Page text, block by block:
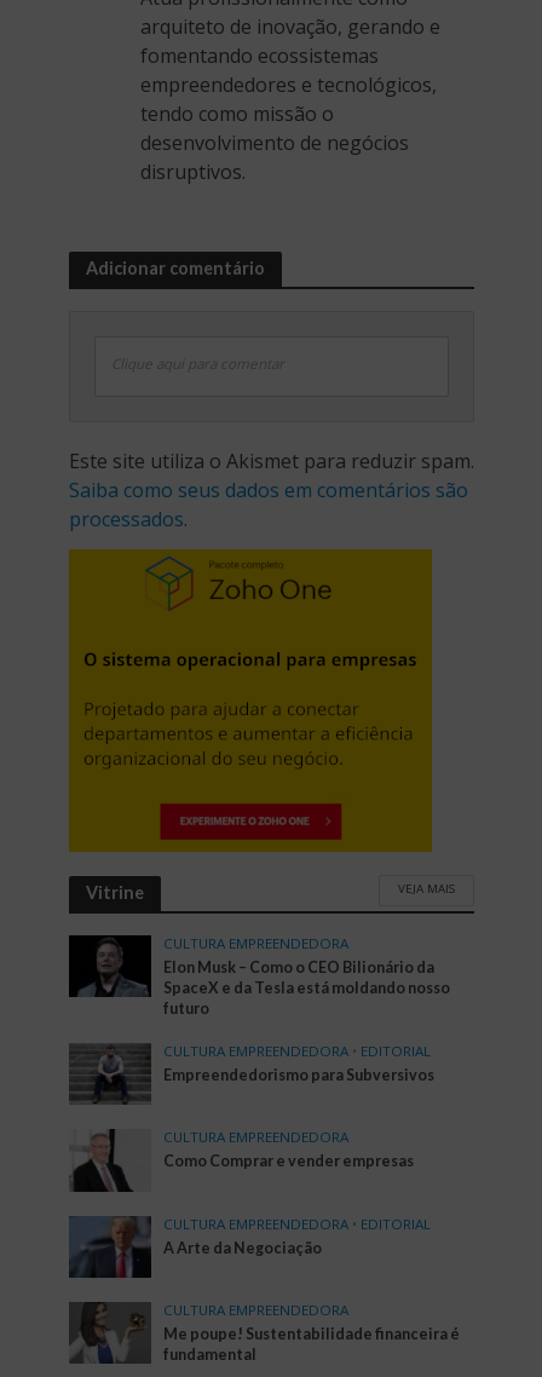
arquiteto de inovação, gerando e
fomentando ecossistemas
empreendedores e tecnológicos,
tendo como missão o
desenvolvimento de negócios
disruptivos.
Adicionar comentário
Clique aqui para comentar
Este site utiliza o Akismet para reduzir spam.
Saiba como seus dados em comentários são
processados.
Vitrine VEJA MAIS
CULTURA EMPREENDEDORA
Elon Musk – Como o CEO Bilionário da
SpaceX e da Tesla está moldando nosso
futuro
CULTURA EMPREENDEDORA • EDITORIAL
Empreendedorismo para Subversivos
CULTURA EMPREENDEDORA
Como Comprar e vender empresas
CULTURA EMPREENDEDORA • EDITORIAL
A Arte da Negociação
CULTURA EMPREENDEDORA
Me poupe! Sustentabilidade financeira é
fundamental